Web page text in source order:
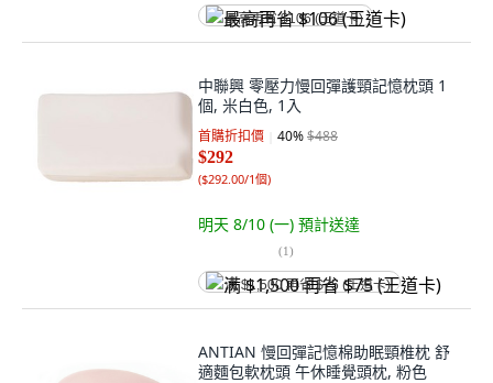
最高再省 $106 (王道卡)
中聯興 零壓力慢回彈護頸記憶枕頭 1
個, 米白色, 1入
首購折扣價 40%$488
$292
($292.00/1個)
明天 8/10 (一) 預計送達
(1)
满 $1,500 再省 $75 (王道卡)
ANTIAN 慢回彈記憶棉助眠頸椎枕 舒
適麵包軟枕頭 午休睡覺頭枕, 粉色